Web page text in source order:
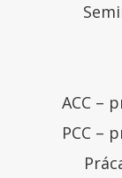
ACC –
PCC –